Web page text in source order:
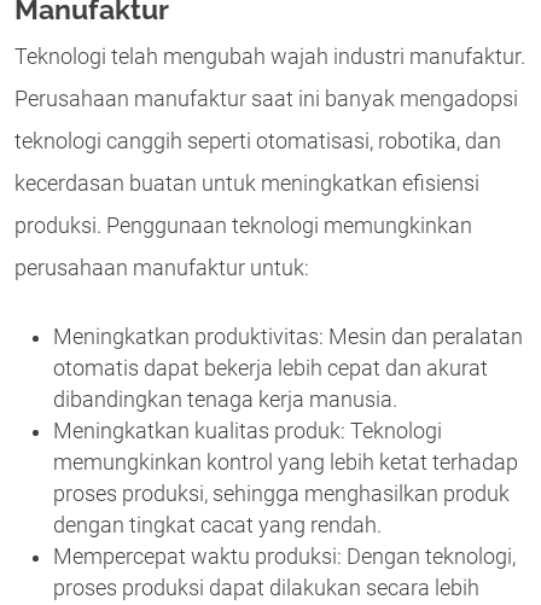
Manufaktur
Teknologi telah mengubah wajah industri manufaktur.
Perusahaan manufaktur saat ini banyak mengadopsi
teknologi canggih seperti otomatisasi, robotika, dan
kecerdasan buatan untuk meningkatkan efisiensi
produksi. Penggunaan teknologi memungkinkan
perusahaan manufaktur untuk:
Meningkatkan produktivitas: Mesin dan peralatan
otomatis dapat bekerja lebih cepat dan akurat
dibandingkan tenaga kerja manusia.
Meningkatkan kualitas produk: Teknologi
memungkinkan kontrol yang lebih ketat terhadap
proses produksi, sehingga menghasilkan produk
dengan tingkat cacat yang rendah.
Mempercepat waktu produksi: Dengan teknologi,
proses produksi dapat dilakukan secara lebih